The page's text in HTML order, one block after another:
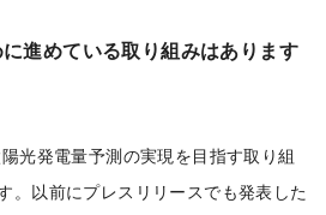
進めている取り組みはあります
光発電量予測の実現を目指す取り組
。以前にプレスリリースでも発表した